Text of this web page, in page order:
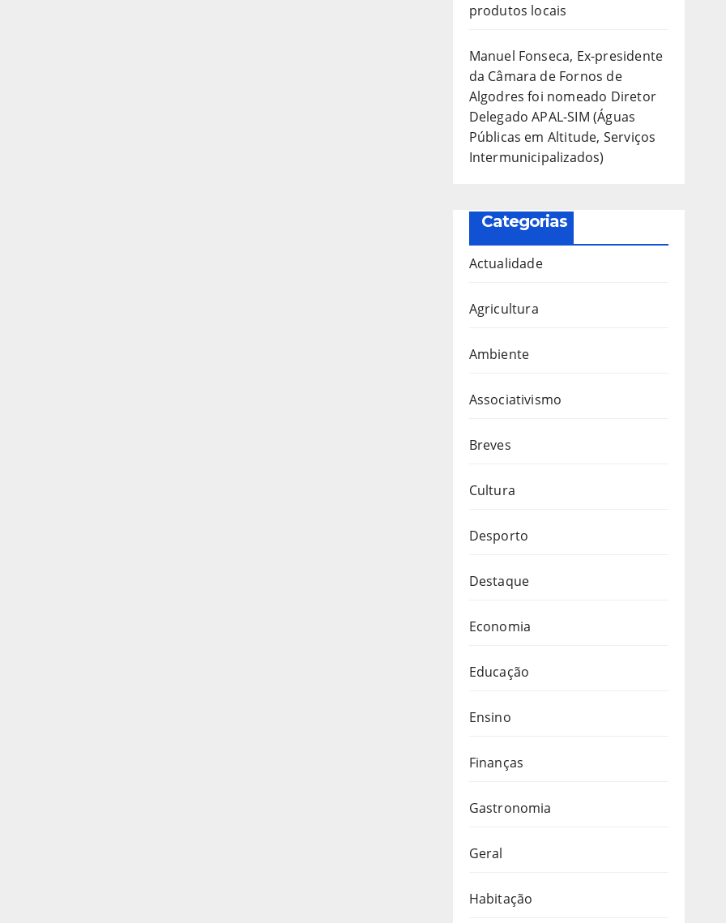
produtos locais
Manuel Fonseca, Ex-presidente
da Câmara de Fornos de
Algodres foi nomeado Diretor
Delegado APAL-SIM (Águas
Públicas em Altitude, Serviços
Intermunicipalizados)
Categorias
Actualidade
Agricultura
Ambiente
Associativismo
Breves
Cultura
Desporto
Destaque
Economia
Educação
Ensino
Finanças
Gastronomia
Geral
Habitação